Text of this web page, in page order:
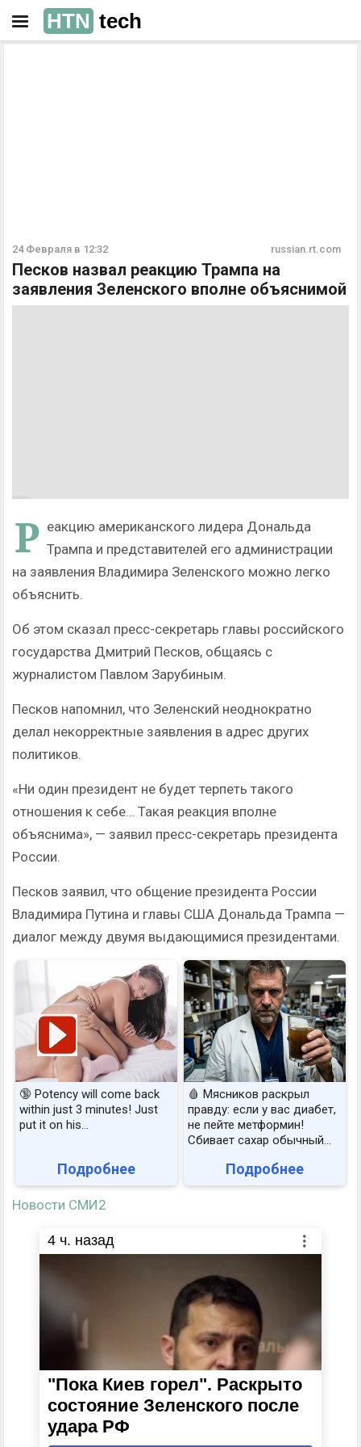
HTN tech
24 Февраля в 12:32 russian.rt.com
Песков назвал реакцию Трампа на
заявления Зеленского вполне объяснимой
Р еакцию американского лидера Дональда
Трампа и представителей его администрации
на заявления Владимира Зеленского можно легко
объяснить.
Об этом сказал пресс-секретарь главы российского
государства Дмитрий Песков, общаясь с
журналистом Павлом Зарубиным.
Песков напомнил, что Зеленский неоднократно
делал некорректные заявления в адрес других
политиков.
«Ни один президент не будет терпеть такого
отношения к себе… Такая реакция вполне
объяснима», — заявил пресс-секретарь президента
России.
Песков заявил, что общение президента России
Владимира Путина и главы США Дональда Трампа —
диалог между двумя выдающимися президентами.
🔞 Potency will come back
within just 3 minutes! Just
put it on his…
Подробнее
🩸 Мясников раскрыл
правду: если у вас диабет,
не пейте метформин!
Сбивает сахар обычный...
Подробнее
Новости СМИ2
4 ч. назад
"Пока Киев горел". Раскрыто
состояние Зеленского после
удара РФ